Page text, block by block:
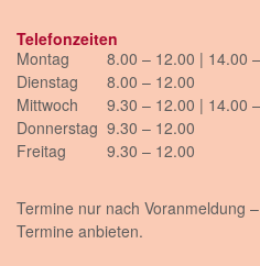
Telefonzeiten
Montag
8.00 – 12.00 | 14.00
Dienstag
8.00 – 12.00
Mittwoch
9.30 – 12.00 | 14.00
Donnerstag 9.30 – 12.00
Freitag
9.30 – 12.00
Termine nur nach Voranmeldung
Termine anbieten.